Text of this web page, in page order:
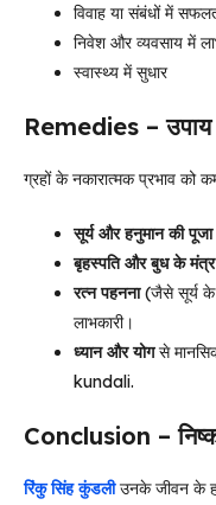
विवाह या संबंधों में
निवेश और व्यवसाय में
स्वास्थ्य में सुधार
Remedies – उपाय
ग्रहों के नकारात्मक प्रभाव को
सूर्य और हनुमान की पूजा
बृहस्पति और बुध के मंत्र
रत्न पहनना(जैसे सूर्य के
लाभकारी।
ध्यान और योगसे
kundali.
Conclusion –
रिंकु सिंह कुंडलीउनके जीवन के